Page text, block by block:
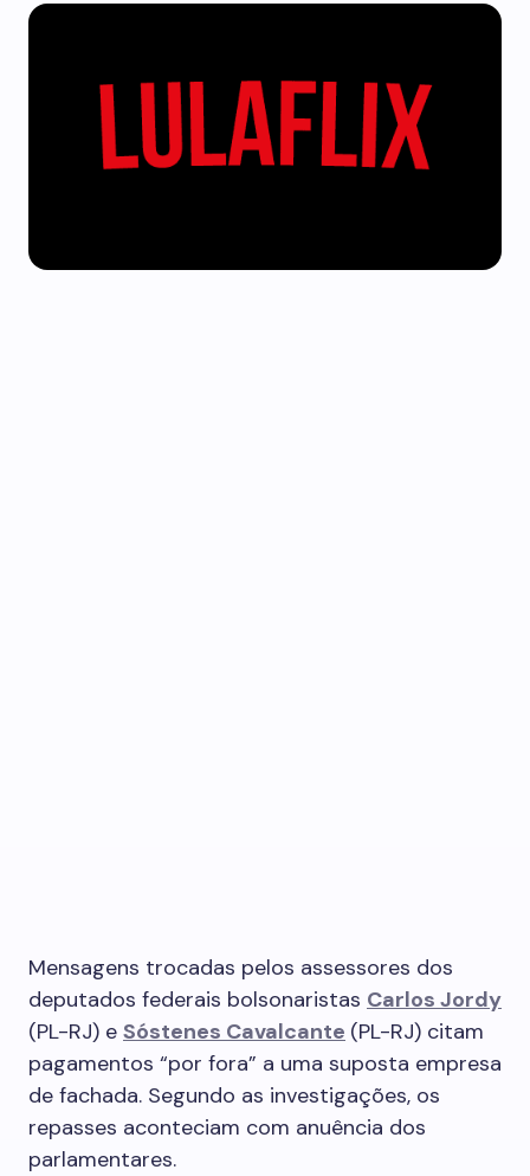
Mensagens trocadas pelos assessores dos
deputados federais bolsonaristas Carlos Jordy
(PL-RJ) e Sóstenes Cavalcante (PL-RJ) citam
pagamentos “por fora” a uma suposta empresa
de fachada. Segundo as investigações, os
repasses aconteciam com anuência dos
parlamentares.